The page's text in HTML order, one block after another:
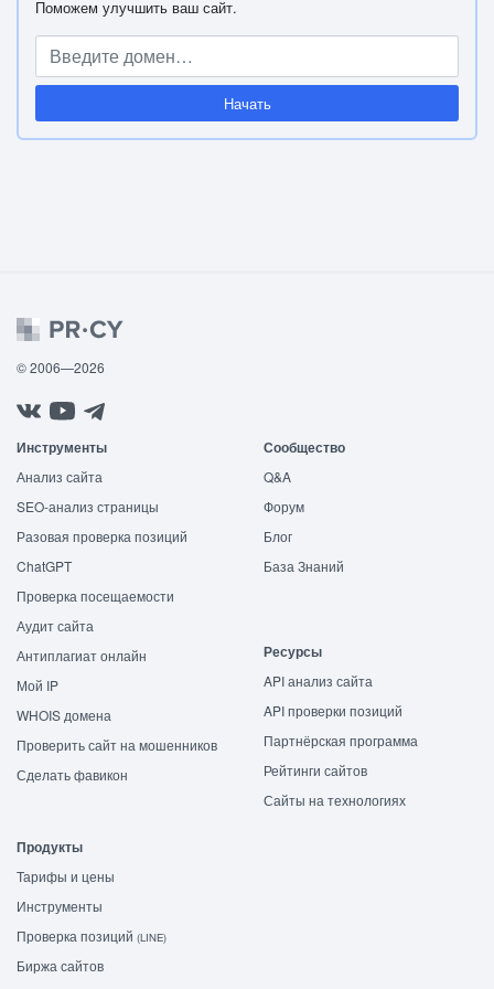
Поможем улучшить ваш сайт.
Начать
© 2006—2026
Инструменты
Анализ сайта
SEO-анализ страницы
Разовая проверка позиций
ChatGPT
Проверка посещаемости
Аудит сайта
Антиплагиат онлайн
Мой IP
WHOIS домена
Проверить сайт на мошенников
Сделать фавикон
Сообщество
Q&A
Форум
Блог
База Знаний
Ресурсы
API анализ сайта
API проверки позиций
Партнёрская программа
Рейтинги сайтов
Сайты на технологиях
Продукты
Тарифы и цены
Инструменты
Проверка позиций (LINE)
Биржа сайтов